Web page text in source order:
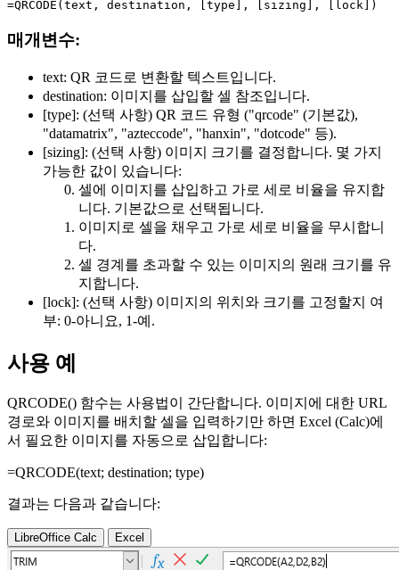
매개변수:
text: QR 코드로 변환할 텍스트입니다.
destination: 이미지를 삽입할 셀 참조입니다.
[type]: (선택 사항) QR 코드 유형 ("qrcode" (기본값),
"datamatrix", "azteccode", "hanxin", "dotcode" 등).
[sizing]: (선택 사항) 이미지 크기를 결정합니다. 몇 가지
가능한 값이 있습니다:
셀에 이미지를 삽입하고 가로 세로 비율을 유지합
니다. 기본값으로 선택됩니다.
이미지로 셀을 채우고 가로 세로 비율을 무시합니
다.
셀 경계를 초과할 수 있는 이미지의 원래 크기를 유
지합니다.
[lock]: (선택 사항) 이미지의 위치와 크기를 고정할지 여
부: 0-아니요, 1-예.
사용 예
QRCODE() 함수는 사용법이 간단합니다. 이미지에 대한 URL
경로와 이미지를 배치할 셀을 입력하기만 하면 Excel (Calc)에
서 필요한 이미지를 자동으로 삽입합니다:
=QRCODE(text; destination; type)
결과는 다음과 같습니다:
LibreOffice Calc Excel